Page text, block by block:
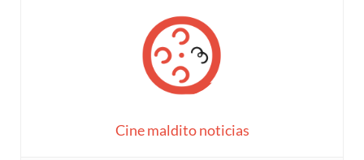
Cine maldito noticias